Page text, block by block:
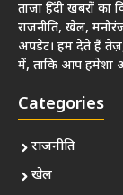
ताज़ा हिंदी खबरों का
राजनीति, खेल,
अपडेट। हम देते हैं
में, ताकि आप हमेशा
Categories
राजनीति
खेल